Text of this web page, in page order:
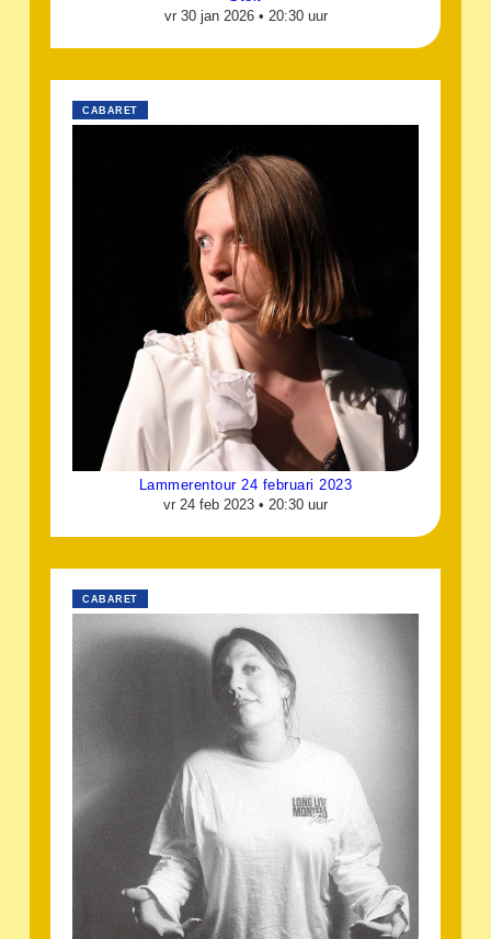
vr 30 jan 2026 • 20:30 uur
CABARET
Lammerentour 24 februari 2023
vr 24 feb 2023 • 20:30 uur
CABARET